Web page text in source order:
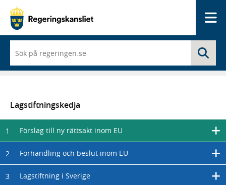
du
börjar
skriva
en
lista
med
sökförslag
Lagstiftningskedja
1 Förslag till ny rättsakt inom EU
2 Förhandling och beslut inom EU
3 Lagstiftning i Sverige